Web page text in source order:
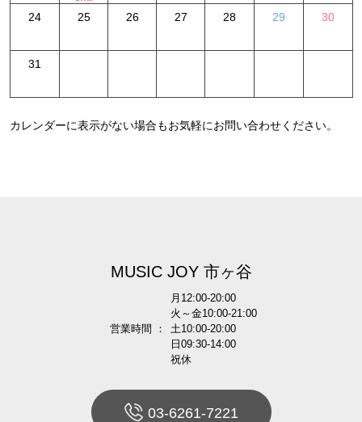
24 25 26 27 28 29 30
31
カレンダーに表示がない場合もお気軽にお問い合わせください。
MUSIC JOY 市ヶ谷
営業時間 ：
月12:00-20:00
火～金10:00-21:00
土10:00-20:00
日09:30-14:00
祝休
03-6261-7221